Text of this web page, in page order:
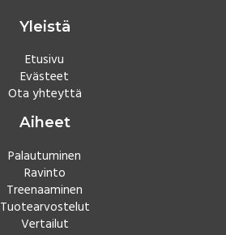
Yleistä
Etusivu
Evästeet
Ota yhteyttä
Aiheet
Palautuminen
Ravinto
Treenaaminen
Tuotearvostelut
Vertailut